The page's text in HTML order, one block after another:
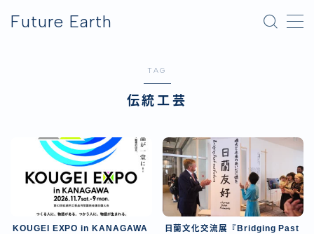
Future Earth
横浜グリーンエクスポ
TAG
伝統工芸
KOUGEI EXPO in KANAGAWA
日蘭文化交流展『Bridging Past